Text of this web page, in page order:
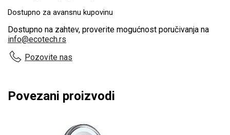
Dostupno za avansnu kupovinu
Dostupno na zahtev, proverite mogućnost poručivanja na
info@ecotech.rs
Pozovite nas
Povezani proizvodi